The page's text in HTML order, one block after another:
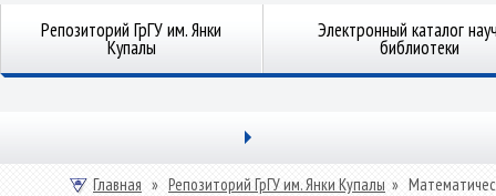
Репозиторий ГрГУ им. Янки
Купалы
Электронный каталог
библиотеки
Главная » Репозиторий ГрГУ им. Янки Купалы »